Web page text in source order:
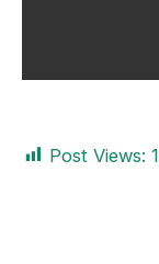
Post Views: